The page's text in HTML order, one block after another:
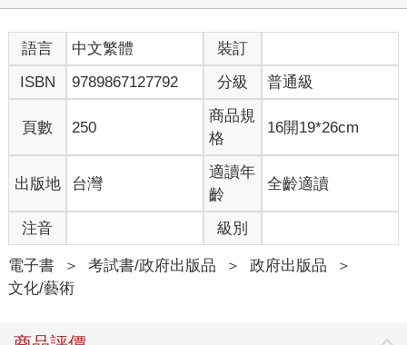
語言 中文繁體
裝訂
ISBN
9789867127792 分級 普通級
頁數 250
商品規
格
16開19*26cm
出版地 台灣
適讀年
齡
全齡適讀
注音 級別
電子書 ＞ 考試書/政府出版品 ＞ 政府出版品
＞
文化/藝術